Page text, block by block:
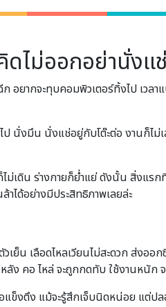
ไม่ออกอย่านั่งแ
ฉีก อยากจะทุบคอมพิวเตอร์ทิ้งไป
งมึน นั่งแช่อยู่กับโต๊ะต่อ งานก็ไม่
ดิน ร่างกายก็ย่ำแย่ ดังนั้น สิ่งแรกที่
ได้อย่างมีประสิทธิภาพเลยล่ะ
ย็น เลือดไหลเวียนไม่สะดวก ส่งอ
ง คอ ไหล่ จะถูกกดทับ ใช้งานหนัก
ข็งตึง แม้จะรู้สึกเจ็บนิดหน่อย แต่ป